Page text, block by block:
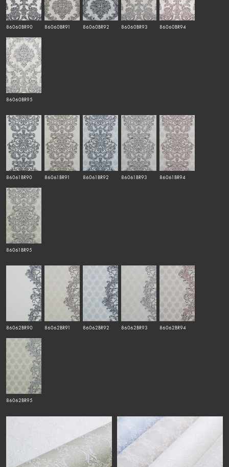
86060BR90 86060BR91 86060BR92 86060BR93 86060BR94
86060BR95
86061BR90 86061BR91 86061BR92 86061BR93 86061BR94
86061BR95
86062BR90 86062BR91 86062BR92 86062BR93 86062BR94
86062BR95